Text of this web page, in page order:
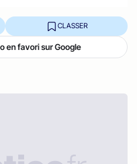
CLASSER
en favori sur Google